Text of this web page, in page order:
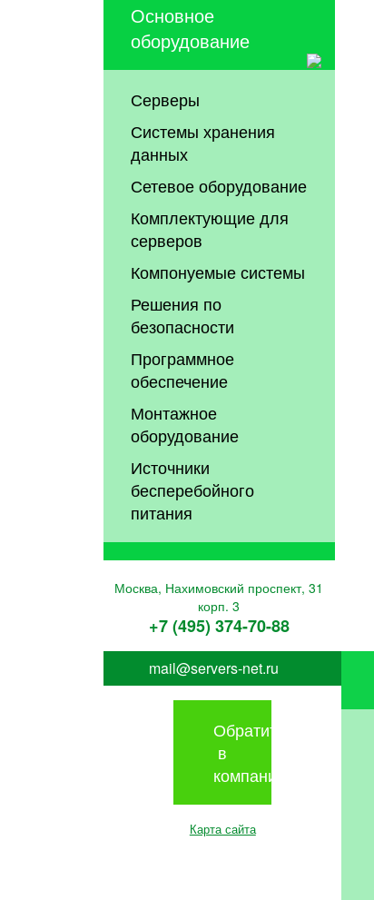
Основное
оборудование
Серверы
Системы хранения
данных
Сетевое оборудование
Комплектующие для
серверов
Компонуемые системы
Решения по
безопасности
Программное
обеспечение
Монтажное
оборудование
Источники
бесперебойного
питания
Москва, Нахимовский проспект, 31
корп. 3
+7 (495) 374-70-88
mail@servers-net.ru
Обратиться
в
компанию
Карта сайта